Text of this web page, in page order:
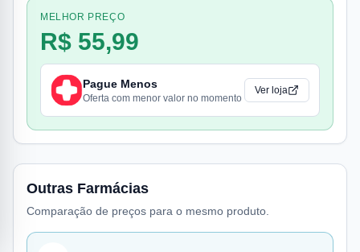
MELHOR PREÇO
R$ 55,99
Pague Menos
Oferta com menor valor no momento
Ver loja
Outras Farmácias
Comparação de preços para o mesmo produto.